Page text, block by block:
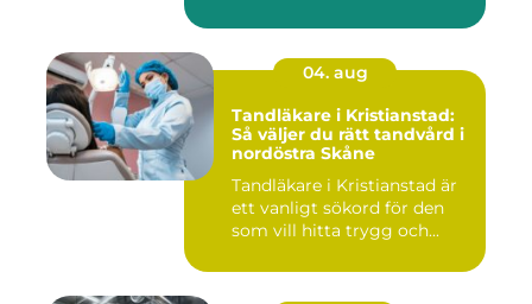
04. aug
Tandläkare i Kristianstad:
Så väljer du rätt tandvård i
nordöstra Skåne
Tandläkare i Kristianstad är
ett vanligt sökord för den
som vill hitta trygg och...